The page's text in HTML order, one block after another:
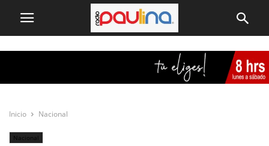
Inicio Nacional
Nacional